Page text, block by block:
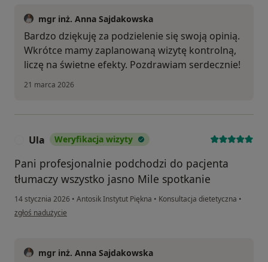
mgr inż. Anna Sajdakowska
Bardzo dziękuję za podzielenie się swoją opinią.
Wkrótce mamy zaplanowaną wizytę kontrolną,
liczę na świetne efekty. Pozdrawiam serdecznie!
21 marca 2026
Ula Weryfikacja wizyty
Pani profesjonalnie podchodzi do pacjenta
tłumaczy wszystko jasno Mile spotkanie
14 stycznia 2026 • Antosik Instytut Piękna • Konsultacja dietetyczna •
w opinii użytkownika Ula
zgłoś nadużycie
mgr inż. Anna Sajdakowska